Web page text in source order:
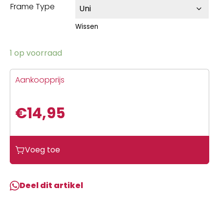
Frame Type
Wissen
1 op voorraad
Aankoopprijs
€14,95
Voeg toe
Deel dit artikel